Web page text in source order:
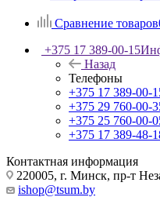
Сравнение товаров
+375 17 389-00-15
Назад
Телефоны
+375 17 389-00-
+375 29 760-00-
+375 25 760-00-
+375 17 389-48-
Контактная информация
220005, г. Минск, пр-т
ishop@tsum.by